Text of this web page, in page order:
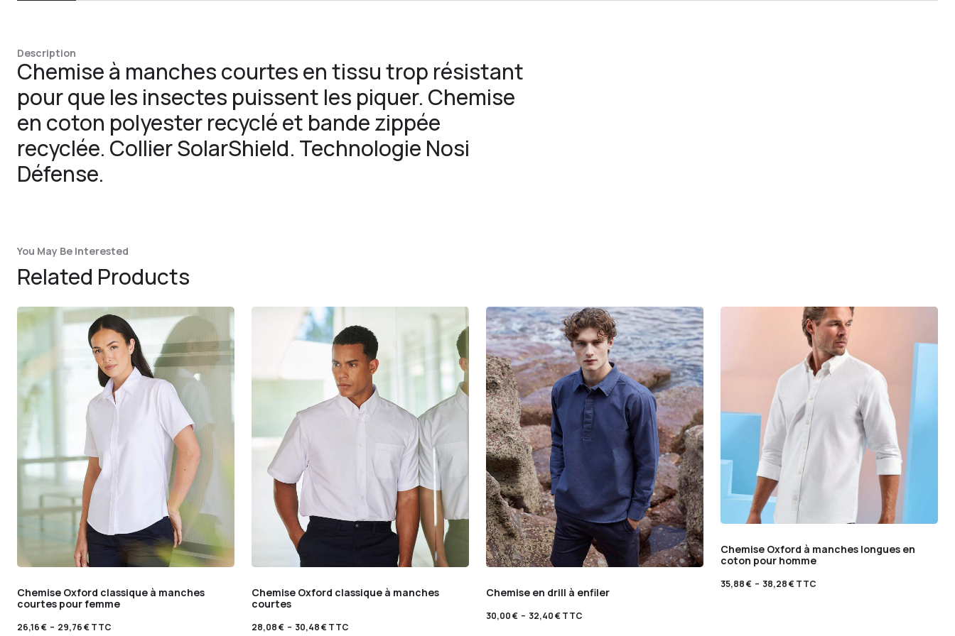
Description
Chemise à manches courtes en tissu trop résistant
pour que les insectes puissent les piquer. Chemise
en coton polyester recyclé et bande zippée
recyclée. Collier SolarShield. Technologie Nosi
Défense.
You May Be Interested
Related Products
Chemise Oxford classique à manches
courtes pour femme
26,16€ – 29,76€TTC
Chemise Oxford classique à manches
courtes
28,08€ – 30,48€TTC
Chemise en drill à enfiler
30,00€ – 32,40€TTC
Chemise Oxford à manches longues en
coton pour homme
35,88€ – 38,28€TTC